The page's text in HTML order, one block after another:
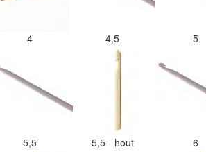
4 4,5 5
5,5 5,5 - hout 6